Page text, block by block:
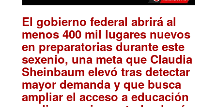
El gobierno federal abrirá al
menos 400 mil lugares nuevos
en preparatorias durante este
sexenio, una meta que Claudia
Sheinbaum elevó tras detectar
mayor demanda y que busca
ampliar el acceso a educación